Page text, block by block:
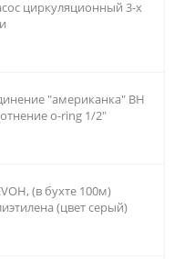
циркуляционный 3-х
"американка" ВН
o-ring 1/2"
(в бухте 100м)
(цвет серый)